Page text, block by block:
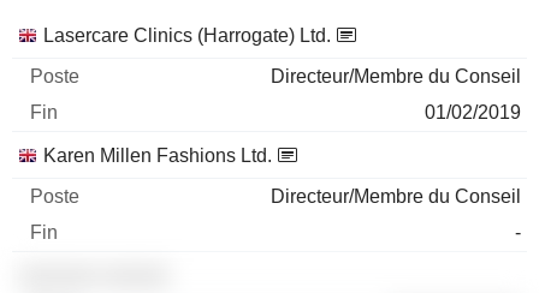
Sociétés Poste Fin
Lasercare Clinics (Harrogate) Ltd.
Directeur/Membre du Conseil
01/02/2019
Karen Millen Fashions Ltd.
Directeur/Membre du Conseil
-